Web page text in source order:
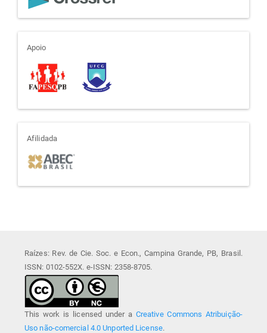
apoio
Apoio
afiliada
Afilidada
Raízes: Rev. de Cie. Soc. e Econ., Campina Grande, PB, Brasil.
ISSN: 0102-552X. e-ISSN: 2358-8705.
This work is licensed under a Creative Commons Atribuição-
Uso não-comercial 4.0 Unported License.